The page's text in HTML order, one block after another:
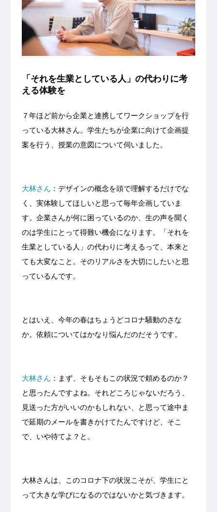
「それを生業としている人」の代わりに考
える体験を
７年ほど前から企業と連携してワークショップを行
っている大林さん。学生たちが企業に向けて企画提
案を行う、授業の意図について伺いました。
大林さん ：デザインの概念を頭で理解するだけでな
く、実体験してほしいと思って毎年企画していま
す。企業さんが何に困っているのか、生の声を聞く
のは学生にとって得難い機会になります。「それを
生業としている人」の代わりに考えるって、本来と
ても大変なこと。そのリアルさを大切にしたいと思
っているんです。
とはいえ、今年の春はちょうどコロナ騒動のさな
か。依頼についてはかなり悩んだのだそうです。
大林さん ：まず、そもそもこの状況で頼めるのか？
と思ったんですよね。それどころじゃないだろう、
見送った方がいいのかもしれない、と思って途中ま
で延期のメールを書きかけてたんですけど、そこ
で、いや待てよ？と。
大林さんは、このコロナ下の状況こそが、学生にと
って大きな学びになるのではないかと気づきます。